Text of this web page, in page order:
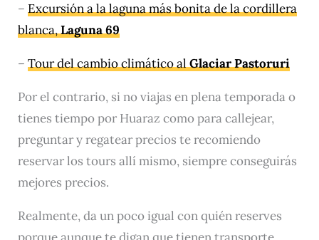
– Excursión a la laguna más bonita de la cordillera
blanca,Laguna 69
– Tour del cambio climático alGlaciar Pastoruri
Por el contrario, si no viajas en plena temporada o
tienes tiempo por Huaraz como para callejear,
preguntar y regatear precios te recomiendo
reservar los tours allí mismo, siempre conseguirás
mejores precios.
Realmente, da un poco igual con quién reserves